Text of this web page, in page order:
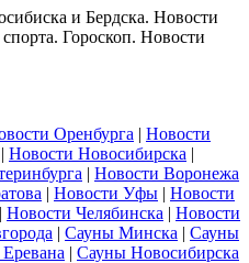
и Бердска. Новости
Гороскоп. Новости
Оренбурга | Новости
| Новости Новосибирска |
| Новости Воронежа
| Новости Уфы | Новости
| Новости Челябинска | Новости
| Сауны Минска | Сауны
| Сауны Новосибирска